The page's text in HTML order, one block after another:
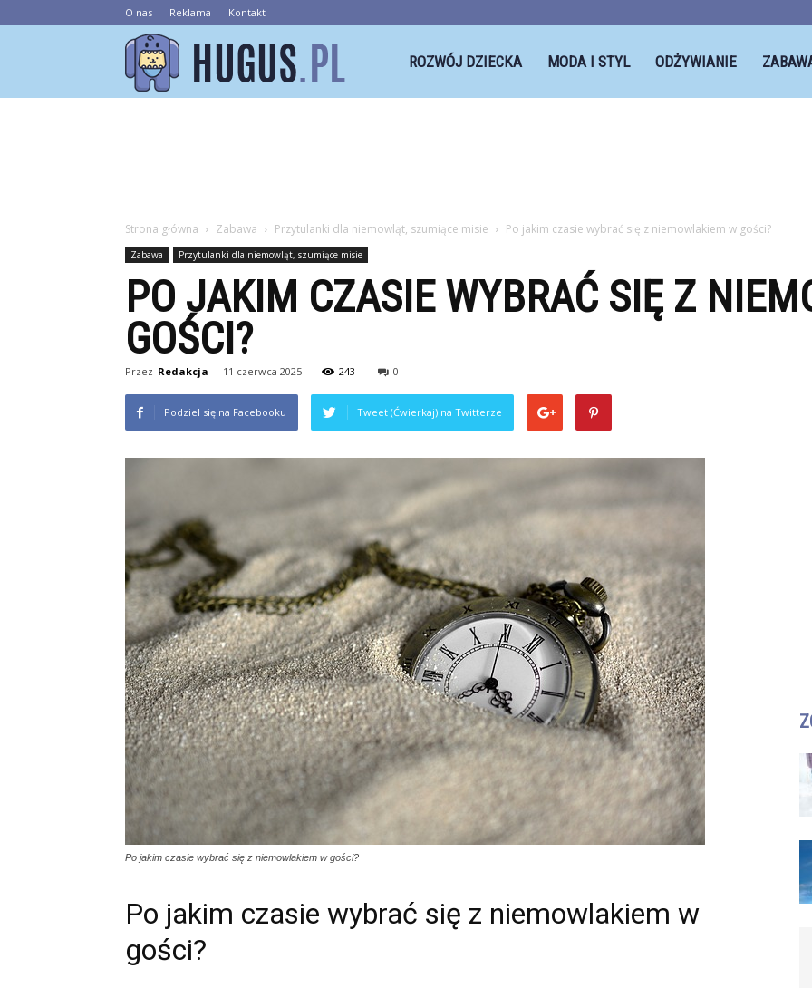
O nas Reklama Kontakt
ROZWÓJ DZIECKA MODA I STYL ODŻYWIANIE
Strona główna Zabawa Przytulanki dla niemowląt, szumiące misie Po jakim czasie wybrać się z niemowlakiem w gości?
Zabawa Przytulanki dla niemowląt, szumiące misie
PO JAKIM CZASIE WYBRAĆ SIĘ Z
GOŚCI?
Przez Redakcja - 11 czerwca 2025 243 0
Podziel się na Facebooku Tweet (Ćwierkaj) na Twitterze
Po jakim czasie wybrać się z niemowlakiem w gości?
Po jakim czasie wybrać się z niemowlakiem w
gości?